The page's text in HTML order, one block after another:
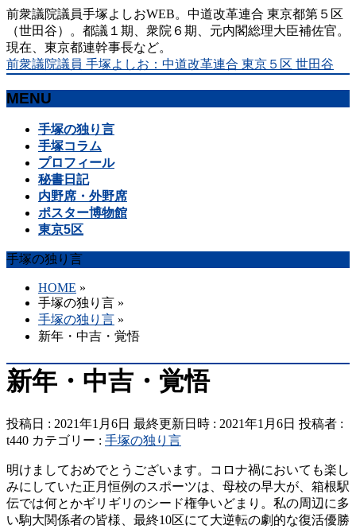
前衆議院議員手塚よしおWEB。中道改革連合 東京都第５区
（世田谷）。都議１期、衆院６期、元内閣総理大臣補佐官。
現在、東京都連幹事長など。
前衆議院議員 手塚よしお：中道改革連合 東京５区 世田谷
MENU
手塚の独り言
手塚コラム
プロフィール
秘書日記
内野席・外野席
ポスター博物館
東京5区
手塚の独り言
HOME »
手塚の独り言 »
手塚の独り言 »
新年・中吉・覚悟
新年・中吉・覚悟
投稿日 : 2021年1月6日 最終更新日時 : 2021年1月6日 投稿者 :
t440 カテゴリー : 手塚の独り言
明けましておめでとうございます。コロナ禍においても楽し
みにしていた正月恒例のスポーツは、母校の早大が、箱根駅
伝では何とかギリギリのシード権争いどまり。私の周辺に多
い駒大関係者の皆様、最終10区にて大逆転の劇的な復活優勝